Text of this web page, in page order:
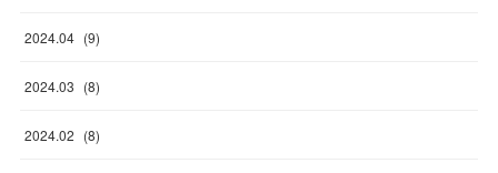
2024.04 (9)
2024.03 (8)
2024.02 (8)